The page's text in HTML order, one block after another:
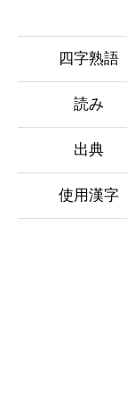
四字熟語
読み
出典
使用漢字